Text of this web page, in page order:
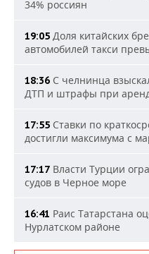
34% россиян
19:05 Доля китайских
автомобилей такси
18:36 С челнинца
ДТП и штрафы при
17:55 Ставки по
достигли максимума с
17:17 Власти Турции
судов в Черное море
16:41 Раис Татарстана
Нурлатском районе